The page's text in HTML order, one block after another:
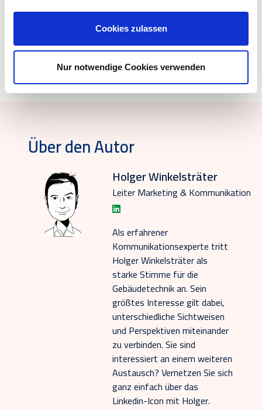
Cookies zulassen
Nur notwendige Cookies verwenden
Build
Digitale Lösungen und smarte Technologien
Gebäudeautomation
Blog
Über den Autor
Holger Winkelsträter
Leiter Marketing & Kommunikation
Als erfahrener
Kommunikationsexperte tritt
Holger Winkelsträter als
starke Stimme für die
Gebäudetechnik an. Sein
größtes Interesse gilt dabei,
unterschiedliche Sichtweisen
und Perspektiven miteinander
zu verbinden. Sie sind
interessiert an einem weiteren
Austausch? Vernetzen Sie sich
ganz einfach über das
Linkedin-Icon mit Holger.